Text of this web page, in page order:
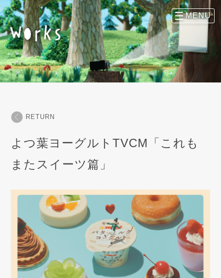
RETURN
よつ葉ヨーグルトTVCM「これも
またスイーツ篇」